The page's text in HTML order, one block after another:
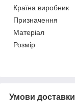
Країна виробник
Призначення
Матеріал
Розмір
Умови доставки